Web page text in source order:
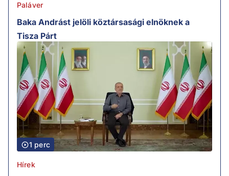
Paláver
Baka Andrást jelöli köztársasági elnöknek a
Tisza Párt
1 perc
Hírek